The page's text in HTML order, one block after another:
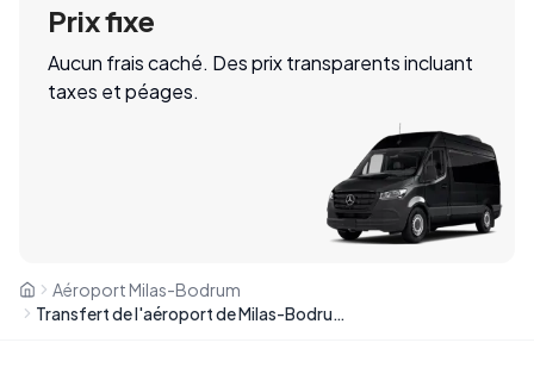
Prix fixe
Aucun frais caché. Des prix transparents incluant
taxes et péages.
Aéroport Milas-Bodrum
Transfert de l'aéroport de Milas-Bodrum à Gündoğan